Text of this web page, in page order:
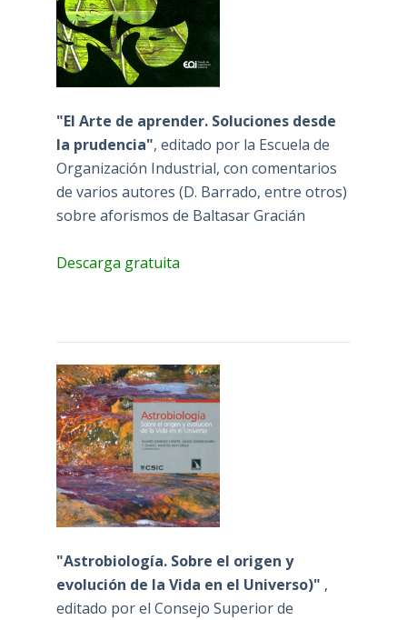
"El Arte de aprender. Soluciones desde
la prudencia", editado por la Escuela de
Organización Industrial, con comentarios
de varios autores (D. Barrado, entre otros)
sobre aforismos de Baltasar Gracián
Descarga gratuita
"Astrobiología. Sobre el origen y
evolución de la Vida en el Universo)" ,
editado por el Consejo Superior de